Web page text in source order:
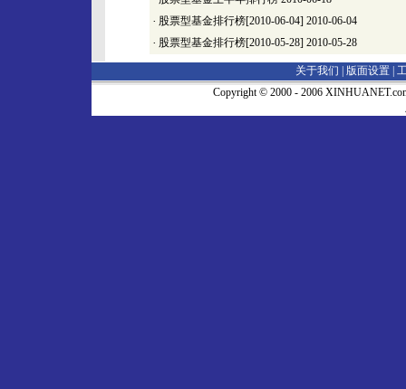
· 股票型基金排行榜[2010-06-04] 2010-06-04
· 股票型基金排行榜[2010-05-28] 2010-05-28
关于我们 | 版面设置
Copyright © 2000 - 2006